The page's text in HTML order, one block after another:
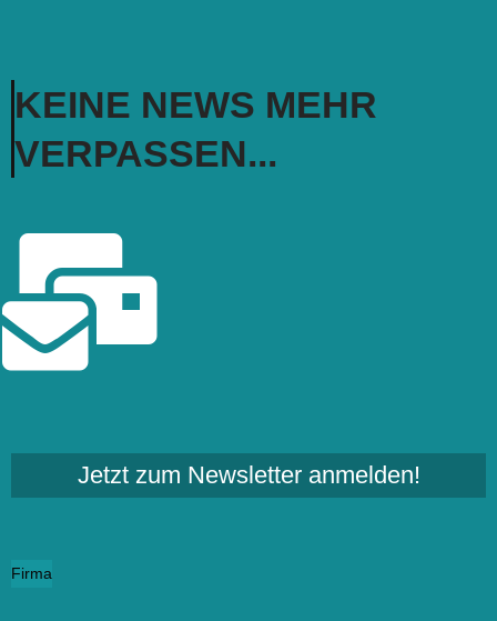
KEINE NEWS MEHR
VERPASSEN...
Jetzt zum Newsletter anmelden!
Firma